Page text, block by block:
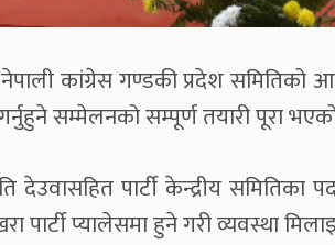
कांग्रेस गण्डकी प्रदेश समितिको
सम्मेलनको सम्पूर्ण तयारी पूरा
देउवासहित पार्टी केन्द्रीय
पार्टी प्यालेसमा हुने गरी व्यवस्था